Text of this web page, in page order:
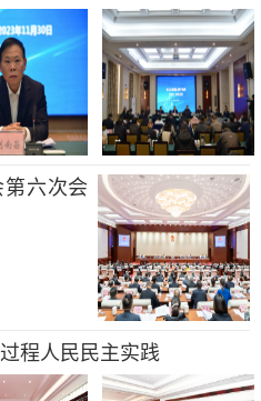
六次会
程人民民主实践